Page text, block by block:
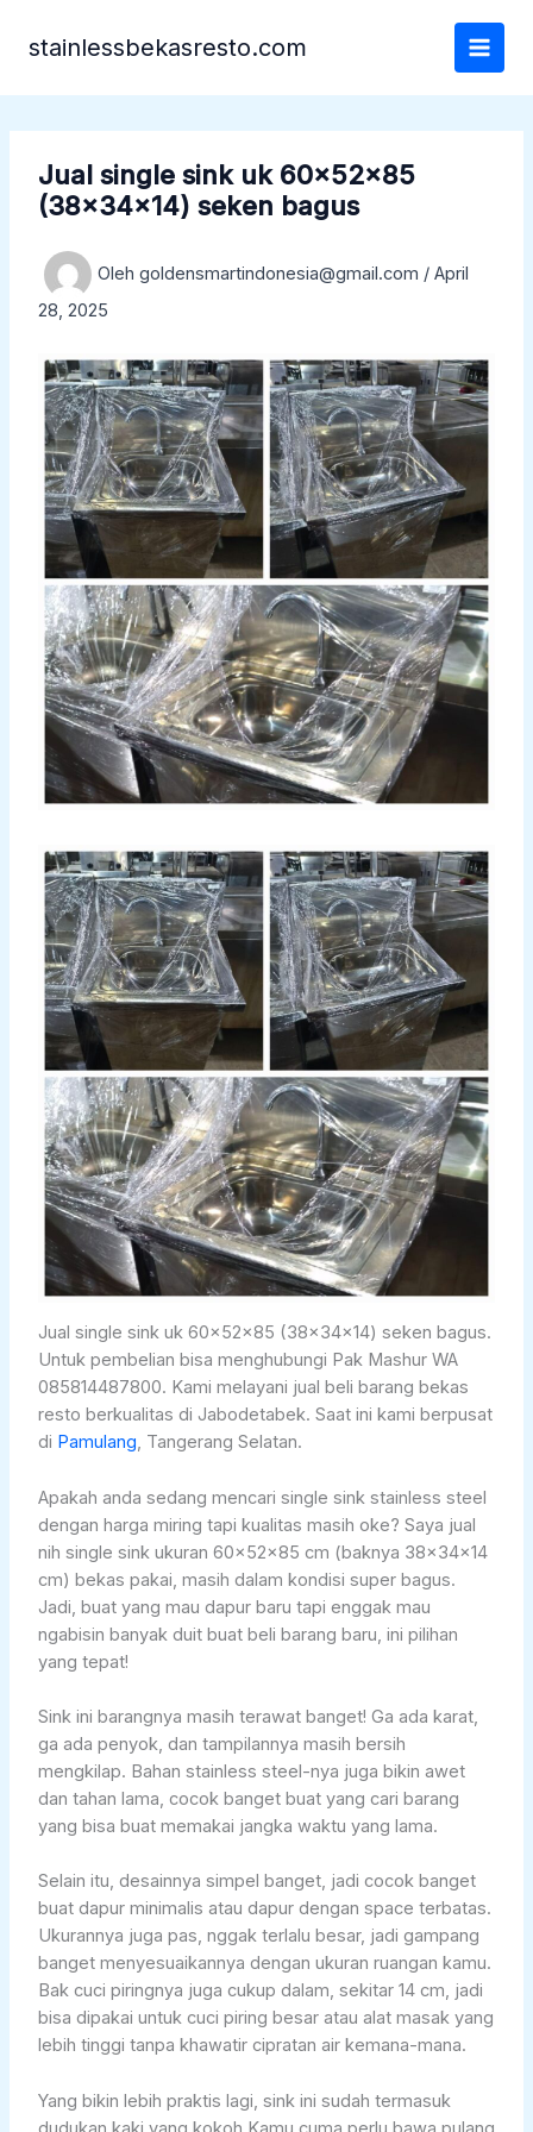
stainlessbekasresto.com
Jual single sink uk 60x52x85
(38x34x14) seken bagus
Oleh goldensmartindonesia@gmail.com / April
28, 2025
Jual single sink uk 60x52x85 (38x34x14) seken bagus.
Untuk pembelian bisa menghubungi Pak Mashur WA
085814487800. Kami melayani jual beli barang bekas
resto berkualitas di Jabodetabek. Saat ini kami berpusat
di Pamulang, Tangerang Selatan.
Apakah anda sedang mencari single sink stainless steel
dengan harga miring tapi kualitas masih oke? Saya jual
nih single sink ukuran 60x52x85 cm (baknya 38x34x14
cm) bekas pakai, masih dalam kondisi super bagus.
Jadi, buat yang mau dapur baru tapi enggak mau
ngabisin banyak duit buat beli barang baru, ini pilihan
yang tepat!
Sink ini barangnya masih terawat banget! Ga ada karat,
ga ada penyok, dan tampilannya masih bersih
mengkilap. Bahan stainless steel-nya juga bikin awet
dan tahan lama, cocok banget buat yang cari barang
yang bisa buat memakai jangka waktu yang lama.
Selain itu, desainnya simpel banget, jadi cocok banget
buat dapur minimalis atau dapur dengan space terbatas.
Ukurannya juga pas, nggak terlalu besar, jadi gampang
banget menyesuaikannya dengan ukuran ruangan kamu.
Bak cuci piringnya juga cukup dalam, sekitar 14 cm, jadi
bisa dipakai untuk cuci piring besar atau alat masak yang
lebih tinggi tanpa khawatir cipratan air kemana-mana.
Yang bikin lebih praktis lagi, sink ini sudah termasuk